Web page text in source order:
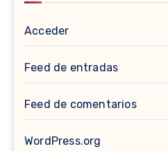
Acceder
Feed de entradas
Feed de comentarios
WordPress.org